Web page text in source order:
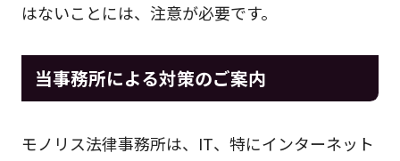
はないことには、注意が必要です。
当事務所による対策のご案内
モノリス法律事務所は、IT、特にインターネット